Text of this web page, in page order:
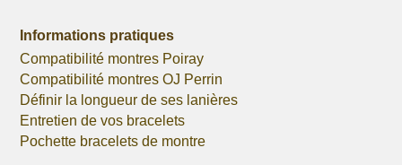
Informations pratiques
Compatibilité montres Poiray
Compatibilité montres OJ Perrin
Définir la longueur de ses lanières
Entretien de vos bracelets
Pochette bracelets de montre